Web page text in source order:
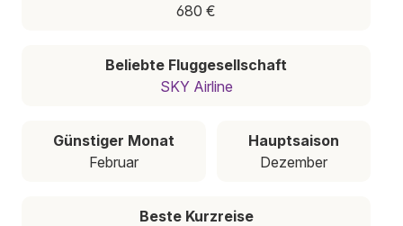
680 €
Beliebte Fluggesellschaft
SKY Airline
Günstiger Monat
Februar
Hauptsaison
Dezember
Beste Kurzreise